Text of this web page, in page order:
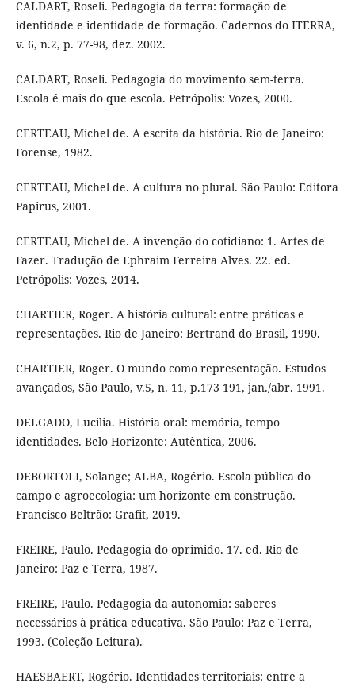
CALDART, Roseli. Pedagogia da terra: formação de
identidade e identidade de formação. Cadernos do ITERRA,
v. 6, n.2, p. 77-98, dez. 2002.
CALDART, Roseli. Pedagogia do movimento sem-terra.
Escola é mais do que escola. Petrópolis: Vozes, 2000.
CERTEAU, Michel de. A escrita da história. Rio de Janeiro:
Forense, 1982.
CERTEAU, Michel de. A cultura no plural. São Paulo: Editora
Papirus, 2001.
CERTEAU, Michel de. A invenção do cotidiano: 1. Artes de
Fazer. Tradução de Ephraim Ferreira Alves. 22. ed.
Petrópolis: Vozes, 2014.
CHARTIER, Roger. A história cultural: entre práticas e
representações. Rio de Janeiro: Bertrand do Brasil, 1990.
CHARTIER, Roger. O mundo como representação. Estudos
avançados, São Paulo, v.5, n. 11, p.173 191, jan./abr. 1991.
DELGADO, Lucilia. História oral: memória, tempo
identidades. Belo Horizonte: Autêntica, 2006.
DEBORTOLI, Solange; ALBA, Rogério. Escola pública do
campo e agroecologia: um horizonte em construção.
Francisco Beltrão: Grafit, 2019.
FREIRE, Paulo. Pedagogia do oprimido. 17. ed. Rio de
Janeiro: Paz e Terra, 1987.
FREIRE, Paulo. Pedagogia da autonomia: saberes
necessários à prática educativa. São Paulo: Paz e Terra,
1993. (Coleção Leitura).
HAESBAERT, Rogério. Identidades territoriais: entre a